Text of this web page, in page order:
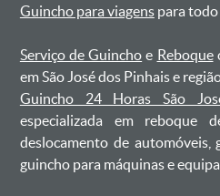
Guincho para viagenspara todo
Serviço de Guincho e Reboque
em São José dos Pinhais e
Guincho 24 Horas São
especializada em reboque
deslocamento de automóveis,
guincho para máquinas e